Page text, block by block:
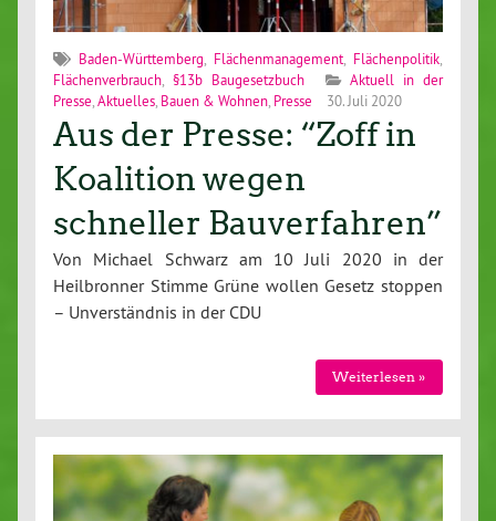
Baden-Württemberg Flächenmanagement Flächenpolitik
Flächenverbrauch ,§13b Baugesetzbuch
Aktuell in der
Presse Aktuelles Bauen & Wohnen Presse 30. Juli 2020
Aus der Presse: “Zoff in
Koalition wegen
schneller Bauverfahren”
Von Michael Schwarz am 10 Juli 2020 in der
Heilbronner Stimme Grüne wollen Gesetz stoppen
– Unverständnis in der CDU
Weiterlesen »